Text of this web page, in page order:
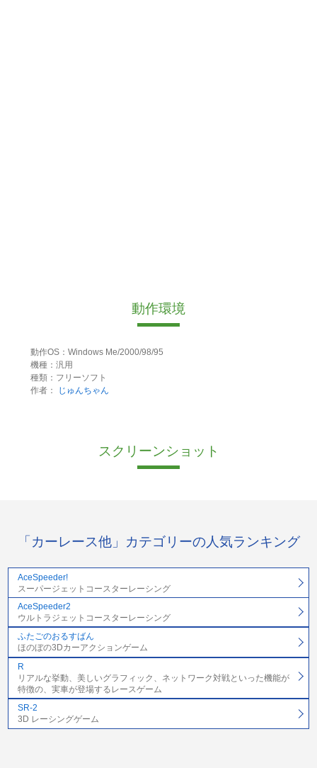
動作環境
動作OS：Windows Me/2000/98/95
機種：汎用
種類：フリーソフト
作者：
じゅんちゃん
スクリーンショット
「カーレース他」カテゴリーの人気ランキング
AceSpeeder!
スーパージェットコースターレーシング
AceSpeeder2
ウルトラジェットコースターレーシング
ふたごのおるすばん
ほのぼの3Dカーアクションゲーム
R
リアルな挙動、美しいグラフィック、ネットワーク対戦といった機能が
特徴の、実車が登場するレースゲーム
SR-2
3D レーシングゲーム